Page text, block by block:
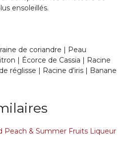
ensoleillés.
de coriandre | Peau
| Écorce de Cassia | Racine
réglisse | Racine d’iris | Banane